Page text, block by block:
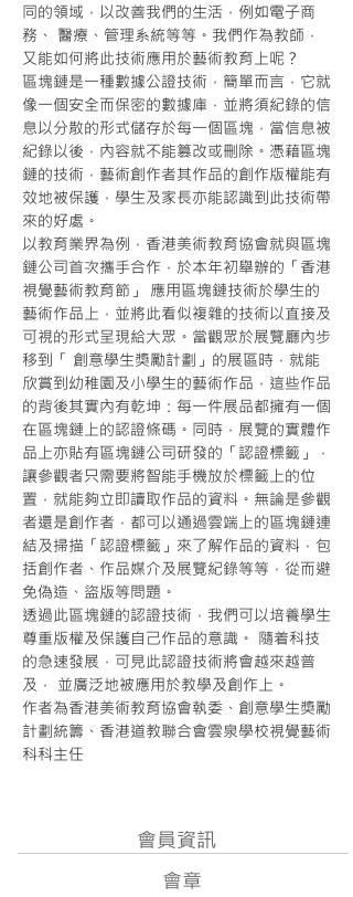
同的領域，以改善我們的生活，例如電子商
務、 醫療、管理系統等等。我們作為教師，
又能如何將此技術應用於藝術教育上呢？
區塊鏈是一種數據公證技術，簡單而言，它就
像一個安全而保密的數據庫，並將須紀錄的信
息以分散的形式儲存於每一個區塊，當信息被
紀錄以後，內容就不能篡改或刪除。憑藉區塊
鏈的技術，藝術創作者其作品的創作版權能有
效地被保護，學生及家長亦能認識到此技術帶
來的好處。
以教育業界為例，香港美術教育協會就與區塊
鏈公司首次攜手合作，於本年初舉辦的「香港
視覺藝術教育節」 應用區塊鏈技術於學生的
藝術作品上，並將此看似複雜的技術以直接及
可視的形式呈現給大眾。當觀眾於展覽廳內步
移到「 創意學生獎勵計劃」的展區時，就能
欣賞到幼稚園及小學生的藝術作品，這些作品
的背後其實內有乾坤：每一件展品都擁有一個
在區塊鏈上的認證條碼。同時，展覽的實體作
品上亦貼有區塊鏈公司研發的「認證標籤」，
讓參觀者只需要將智能手機放於標籤上的位
置，就能夠立即讀取作品的資料。無論是參觀
者還是創作者，都可以通過雲端上的區塊鏈連
結及掃描「認證標籤」來了解作品的資料，包
括創作者、作品媒介及展覽紀錄等等，從而避
免偽造、盜版等問題。
透過此區塊鏈的認證技術，我們可以培養學生
尊重版權及保護自己作品的意識。 隨着科技
的急速發展，可見此認證技術將會越來越普
及， 並廣泛地被應用於教學及創作上。
作者為香港美術教育協會執委、創意學生獎勵
計劃統籌、香港道教聯合會雲泉學校視覺藝術
科科主任
會員資訊
會章